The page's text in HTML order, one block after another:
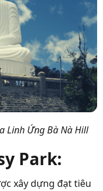
Linh Ứng Bà Nà Hill
Park:
xây dựng đạt tiêu